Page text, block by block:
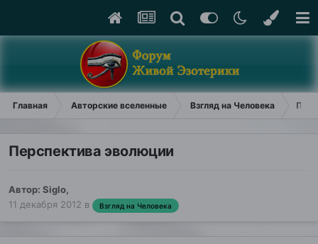
Главная Авторские вселенные Взгляд на Человека
Перспектива эволюции
Автор: Siglo,
11 декабря 2012 в Взгляд на Человека